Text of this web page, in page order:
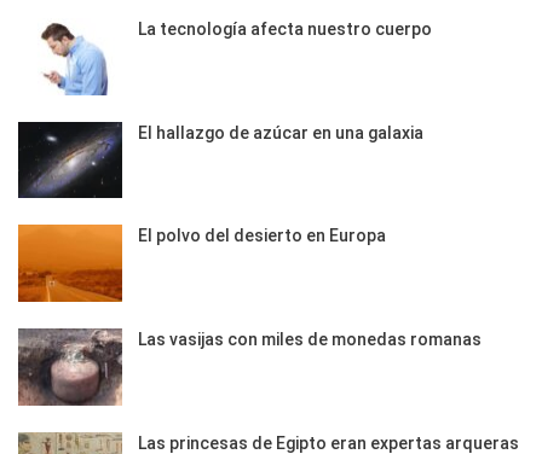
La tecnología afecta nuestro cuerpo
El hallazgo de azúcar en una galaxia
El polvo del desierto en Europa
Las vasijas con miles de monedas romanas
Las princesas de Egipto eran expertas arqueras